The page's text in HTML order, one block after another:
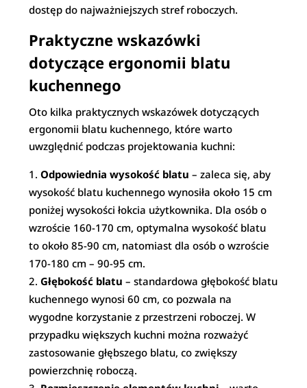
dostęp do najważniejszych stref roboczych.
Praktyczne wskazówki
dotyczące ergonomii blatu
kuchennego
Oto kilka praktycznych wskazówek dotyczących
ergonomii blatu kuchennego, które warto
uwzględnić podczas projektowania kuchni:
Odpowiednia wysokość blatu – zaleca się, aby
wysokość blatu kuchennego wynosiła około 15 cm
poniżej wysokości łokcia użytkownika. Dla osób o
wzroście 160-170 cm, optymalna wysokość blatu
to około 85-90 cm, natomiast dla osób o wzroście
170-180 cm – 90-95 cm.
Głębokość blatu – standardowa głębokość blatu
kuchennego wynosi 60 cm, co pozwala na
wygodne korzystanie z przestrzeni roboczej. W
przypadku większych kuchni można rozważyć
zastosowanie głębszego blatu, co zwiększy
powierzchnię roboczą.